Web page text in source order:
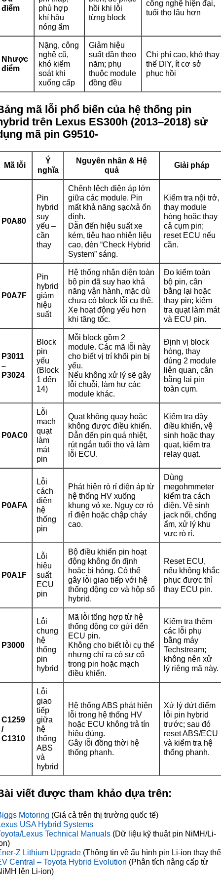
điểm
phù hợp
khí hậu
nóng ẩm
hồi khi lỗi
từng block
công nghệ hiện đại,
tuổi thọ lâu hơn
Nhược
điểm
Nặng, công
nghệ cũ,
khó kiểm
soát khi
xuống cấp
Giảm hiệu
suất dần theo
năm; phụ
thuộc module
đồng đều
Chi phí cao, khó thay
thế DIY, ít cơ sở
phục hồi
mã lỗi phổ biến của hệ thống pin
trên Lexus ES300h (2013–2018) sử
mã pin G9510-
Mã lỗi
Ý
nghĩa
Nguyên nhân & Hệ
quả
Giải pháp
P0A80
Pin
hybrid
suy
yếu –
cần
thay
Chênh lệch điện áp lớn
giữa các module. Pin
mất khả năng sạc/xả ổn
định.
Dẫn đến hiệu suất xe
kém, tiêu hao nhiên liệu
cao, đèn “Check Hybrid
System” sáng.
Kiểm tra nội trở,
thay module
hỏng hoặc thay
cả cụm pin;
reset ECU nếu
cần.
P0A7F
Pin
hybrid
giảm
hiệu
suất
Hệ thống nhận diện toàn
bộ pin đã suy hao khả
năng vận hành, mặc dù
chưa có block lỗi cụ thể.
Xe hoạt động yếu hơn
khi tăng tốc.
Đo kiểm toàn
bộ pin, cân
bằng lại hoặc
thay pin; kiểm
tra quạt làm mát
và ECU pin.
P3011
–
P3024
Block
pin
yếu
(Block
1 đến
14)
Mỗi block gồm 2
module. Các mã lỗi này
cho biết vị trí khối pin bị
yếu.
Nếu không xử lý sẽ gây
lỗi chuỗi, làm hư các
module khác.
Định vị block
hỏng, thay
đúng 2 module
liên quan, cân
bằng lại pin
toàn cụm.
P0AC0
Lỗi
mạch
quạt
làm
mát
pin
Quạt không quay hoặc
không được điều khiển.
Dẫn đến pin quá nhiệt,
rút ngắn tuổi thọ và làm
lỗi ECU.
Kiểm tra dây
điều khiển, vệ
sinh hoặc thay
quạt, kiểm tra
relay quạt.
P0AFA
Lỗi
cách
điện
hệ
thống
pin
Phát hiện rò rỉ điện áp từ
hệ thống HV xuống
khung vỏ xe. Nguy cơ rò
rỉ điện hoặc chập cháy
cao.
Dùng
megohmmeter
kiểm tra cách
điện. Vệ sinh
jack nối, chống
ẩm, xử lý khu
vực rò rỉ.
P0A1F
Lỗi
hiệu
suất
ECU
pin
Bộ điều khiển pin hoạt
động không ổn định
hoặc bị hỏng. Có thể
gây lỗi giao tiếp với hệ
thống động cơ và hộp số
hybrid.
Reset ECU,
nếu không khắc
phục được thì
thay ECU pin.
P3000
Lỗi
chung
hệ
thống
pin
hybrid
Mã lỗi tổng hợp từ hệ
thống động cơ gửi đến
ECU pin.
Không cho biết lỗi cụ thể
nhưng chỉ ra có sự cố
trong pin hoặc mạch
điều khiển.
Kiểm tra thêm
các lỗi phụ
bằng máy
Techstream;
không nên xử
lý riêng mã này.
C1259
/
C1310
Lỗi
giao
tiếp
giữa
hệ
thống
ABS
và
hybrid
Hệ thống ABS phát hiện
lỗi trong hệ thống HV
hoặc ECU không trả tín
hiệu đúng.
Gây lỗi đồng thời hệ
thống phanh.
Xử lý dứt điểm
lỗi pin hybrid
trước; sau đó
reset ABS/ECU
và kiểm tra hệ
thống phanh.
viết được tham khảo dựa trên:
Motoring (Giá cả trên thị trường quốc tế)
USA Hybrid Systems
Lexus Technical Manuals (Dữ liệu kỹ thuật pin NiMH/Li-
Z Lithium Upgrade (Thông tin về ấu hình pin Li-ion thay
Central – Toyota Hybrid Evolution (Phân tích nâng cấp từ
lên Li-ion)